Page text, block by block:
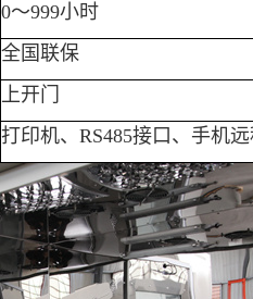
0～999小时
全国联保
上开门
打印机、RS485接口、手机